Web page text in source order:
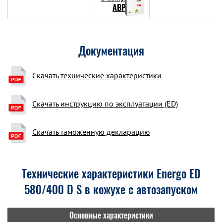
Документация
Скачать технические характеристики
Скачать инструкцию по эксплуатации (ED)
Скачать таможенную декларацию
Технические характеристики Energo ED
580/400 D S в кожухе с автозапуском
Основные характеристики